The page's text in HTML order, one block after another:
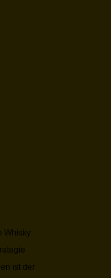
Whisky
ist der